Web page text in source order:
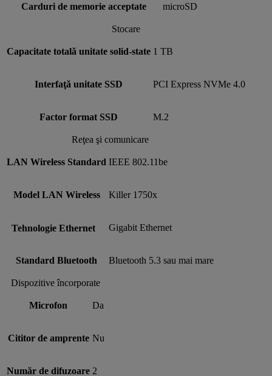
Carduri de memorie acceptate microSD
Stocare
Capacitate totală unitate solid-state 1 TB
Interfaţă unitate SSD PCI Express NVMe 4.0
Factor format SSD M.2
Reţea şi comunicare
LAN Wireless Standard IEEE 802.11be
Model LAN Wireless Killer 1750x
Tehnologie Ethernet Gigabit Ethernet
Standard Bluetooth Bluetooth 5.3 sau mai mare
Dispozitive încorporate
Microfon Da
Cititor de amprente Nu
Număr de difuzoare 2